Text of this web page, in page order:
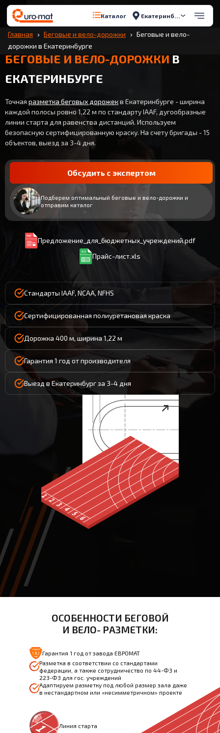
Каталог Екатеринбург
Главная Беговые и вело-дорожки
Беговые и вело-
дорожки в Екатеринбурге
БЕГОВЫЕ И ВЕЛО-ДОРОЖКИ В
ЕКАТЕРИНБУРГЕ
Точная разметка беговых дорожекв Екатеринбурге - ширина
каждой полосы ровно 1,22 м по стандарту IAAF, дугообразные
линии старта для равенства дистанций. Используем
безопасную сертифицированную краску. На счету бригады - 15
объектов, выезд за 3-4 дня.
Обсудить с экспертом
Подберем оптимальный беговые и вело-дорожки и
отправим каталог
Предложение_для_бюджетных_учреждений.pdf
Прайс-лист.xls
Стандарты IAAF, NCAA, NFHS
Сертифицированная полиуретановая краска
Дорожка 400 м, ширина 1,22 м
Гарантия 1 год от производителя
Выезд в Екатеринбург за 3-4 дня
ОСОБЕННОСТИ БЕГОВОЙ
И ВЕЛО- РАЗМЕТКИ:
Разметка в соответствии со стандартами
федерации, а также сотрудничество по 44-ФЗ и
223-ФЗ для гос. учреждений
Гарантия 1 год от завода ЕВРОМАТ
Адаптируем разметку под любой размер зала даже
в нестандартном или «несимметричном» проекте
Линия старта